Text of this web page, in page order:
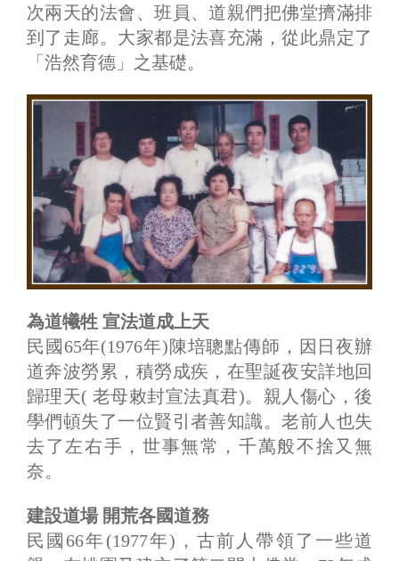
次兩天的法會、班員、道親們把佛堂擠滿排
到了走廊。大家都是法喜充滿，從此鼎定了
「浩然育德」之基礎。
為道犧牲 宣法道成上天
民國65年(1976年)陳培聰點傳師，因日夜辦
道奔波勞累，積勞成疾，在聖誕夜安詳地回
歸理天( 老母敕封宣法真君)。親人傷心，後
學們頓失了一位賢引者善知識。老前人也失
去了左右手，世事無常，千萬般不捨又無
奈。
建設道場 開荒各國道務
民國66年(1977年)，古前人帶領了一些道